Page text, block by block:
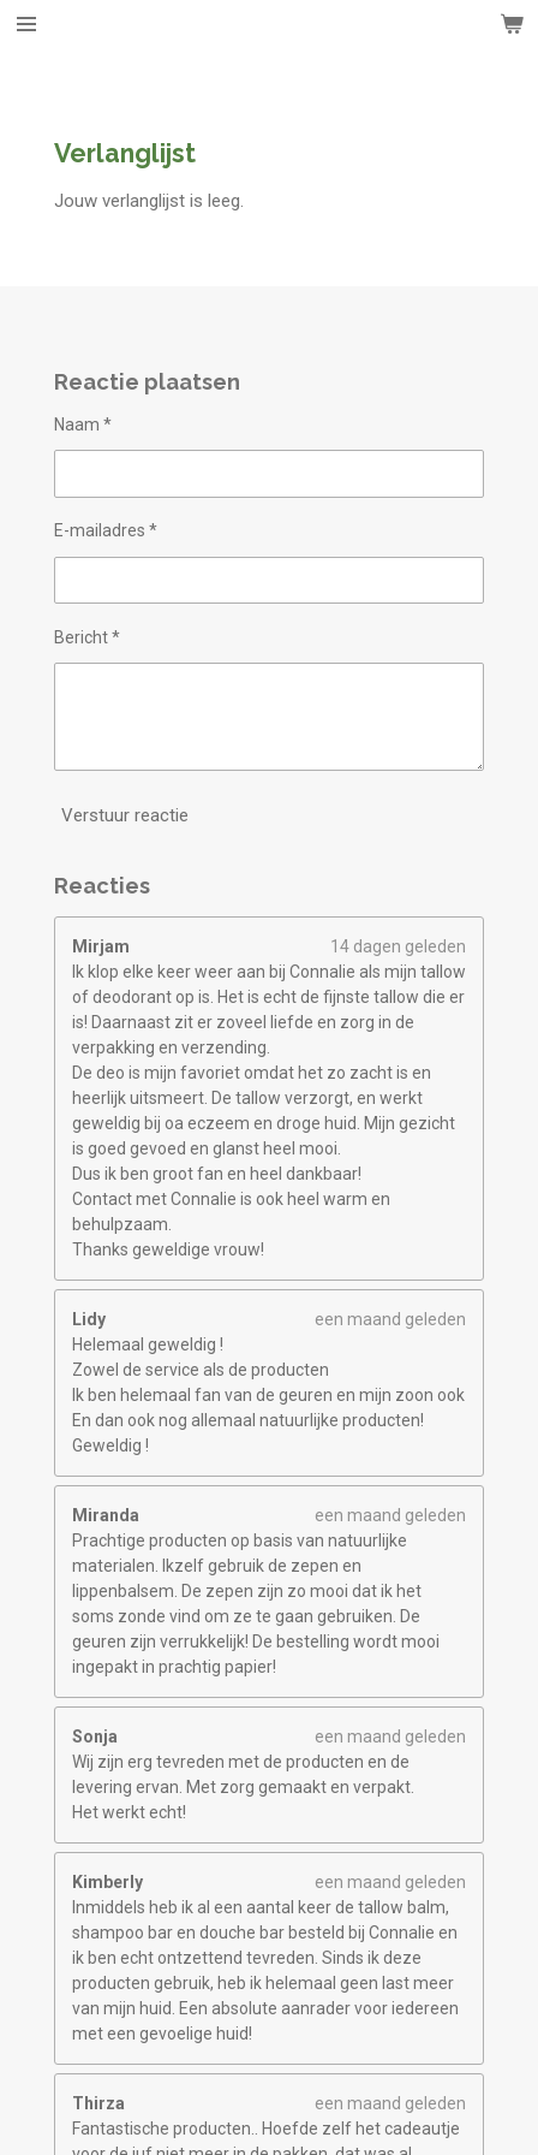
Ga
Verlanglijst
Jouw verlanglijst is leeg.
Reactie plaatsen
Naam *
E-mailadres *
Bericht *
Verstuur reactie
Reacties
Mirjam
14 dagen geleden
Ik klop elke keer weer aan bij Connalie als mijn tallow
of deodorant op is. Het is echt de fijnste tallow die er
is! Daarnaast zit er zoveel liefde en zorg in de
verpakking en verzending.
De deo is mijn favoriet omdat het zo zacht is en
heerlijk uitsmeert. De tallow verzorgt, en werkt
geweldig bij oa eczeem en droge huid. Mijn gezicht
is goed gevoed en glanst heel mooi.
Dus ik ben groot fan en heel dankbaar!
Contact met Connalie is ook heel warm en
behulpzaam.
Thanks geweldige vrouw!
Lidy
een maand geleden
Helemaal geweldig !
Zowel de service als de producten
Ik ben helemaal fan van de geuren en mijn zoon ook
En dan ook nog allemaal natuurlijke producten!
Geweldig !
Miranda
een maand geleden
Prachtige producten op basis van natuurlijke
materialen. Ikzelf gebruik de zepen en
lippenbalsem. De zepen zijn zo mooi dat ik het
soms zonde vind om ze te gaan gebruiken. De
geuren zijn verrukkelijk! De bestelling wordt mooi
ingepakt in prachtig papier!
Sonja
een maand geleden
Wij zijn erg tevreden met de producten en de
levering ervan. Met zorg gemaakt en verpakt.
Het werkt echt!
Kimberly
een maand geleden
Inmiddels heb ik al een aantal keer de tallow balm,
shampoo bar en douche bar besteld bij Connalie en
ik ben echt ontzettend tevreden. Sinds ik deze
producten gebruik, heb ik helemaal geen last meer
van mijn huid. Een absolute aanrader voor iedereen
met een gevoelige huid!
Thirza
een maand geleden
Fantastische producten.. Hoefde zelf het cadeautje